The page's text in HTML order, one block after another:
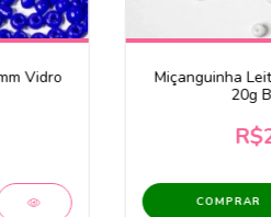
Vidro
Miçanguinha
20g